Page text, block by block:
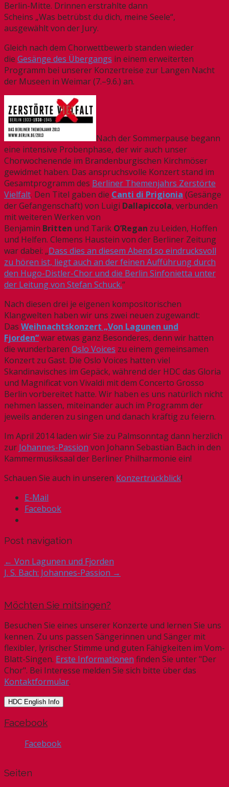
Berlin-Mitte. Drinnen erstrahlte dann
Scheins „Was betrübst du dich, meine Seele“,
ausgewählt von der Jury.
Gleich nach dem Chorwettbewerb standen wieder
die Gesänge des Übergangs in einem erweiterten
Programm bei unserer Konzertreise zur Langen Nacht
der Museen in Weimar (7.–9.6.) an.
Nach der Sommerpause begann
eine intensive Probenphase, der wir auch unser
Chorwochenende im Brandenburgischen Kirchmöser
gewidmet haben. Das anspruchsvolle Konzert stand im
Gesamtprogramm des Berliner Themenjahrs Zerstörte
Vielfalt. Den Titel gaben die Canti di Prigionia (Gesänge
der Gefangenschaft) von Luigi Dallapiccola, verbunden
mit weiteren Werken von
Benjamin Britten und Tarik O’Regan zu Leiden, Hoffen
und Helfen. Clemens Haustein von der Berliner Zeitung
war dabei: „Dass dies an diesem Abend so eindrucksvoll
zu hören ist, liegt auch an der feinen Aufführung durch
den Hugo-Distler-Chor und die Berlin Sinfonietta unter
der Leitung von Stefan Schuck.“
Nach diesen drei je eigenen kompositorischen
Klangwelten haben wir uns zwei neuen zugewandt:
Das Weihnachtskonzert „Von Lagunen und
Fjorden“war etwas ganz Besonderes, denn wir hatten
die wunderbaren Oslo Voices zu einem gemeinsamen
Konzert zu Gast. Die Oslo Voices hatten viel
Skandinavisches im Gepäck, während der HDC das Gloria
und Magnificat von Vivaldi mit dem Concerto Grosso
Berlin vorbereitet hatte. Wir haben es uns natürlich nicht
nehmen lassen, miteinander auch im Programm der
jeweils anderen zu singen und danach kräftig zu feiern.
Im April 2014 laden wir Sie zu Palmsonntag dann herzlich
zur Johannes-Passion von Johann Sebastian Bach in den
Kammermusiksaal der Berliner Philharmonie ein!
Schauen Sie auch in unseren Konzertrückblick!
E-Mail
Facebook
Post navigation
← Von Lagunen und Fjorden
J. S. Bach: Johannes-Passion →
Möchten Sie mitsingen?
Besuchen Sie eines unserer Konzerte und lernen Sie uns
kennen. Zu uns passen Sängerinnen und Sänger mit
flexibler, lyrischer Stimme und guten Fähigkeiten im Vom-
Blatt-Singen. Erste Informationen finden Sie unter "Der
Chor". Bei Interesse melden Sie sich bitte über das
Kontaktformular.
HDC English Info
Facebook
Facebook
Seiten